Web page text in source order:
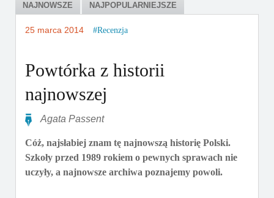
NAJNOWSZE NAJPOPULARNIEJSZE
25 marca 2014 Recenzja
Powtórka z historii
najnowszej
Agata Passent
Cóż, najsłabiej znam tę najnowszą historię Polski.
Szkoły przed 1989 rokiem o pewnych sprawach nie
uczyły, a najnowsze archiwa poznajemy powoli.